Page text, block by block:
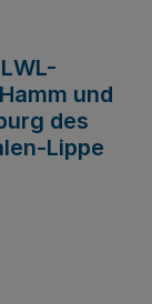
und
des
Lippe